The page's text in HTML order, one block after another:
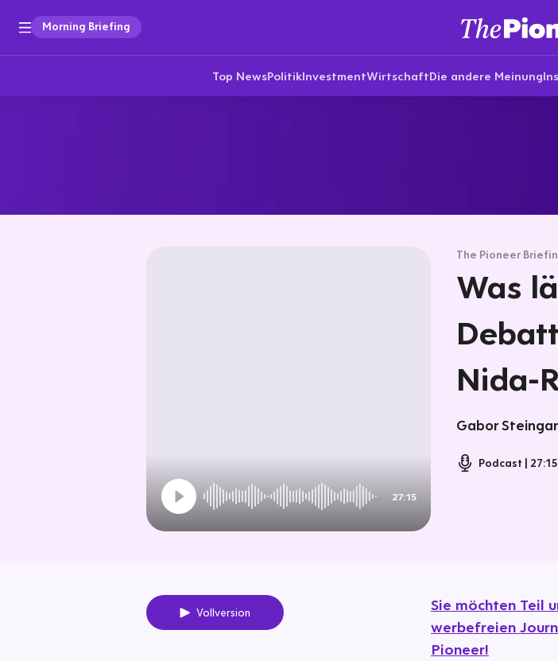
Morning Briefing
Top NewsPolitikInvestmentWirtschaftDie andere Meinung
27:15
The Pioneer
Was
Nida-
Gabor
Podcast 27:15
Vollversion
Sie möchten Teil
werbefreien
Pioneer!